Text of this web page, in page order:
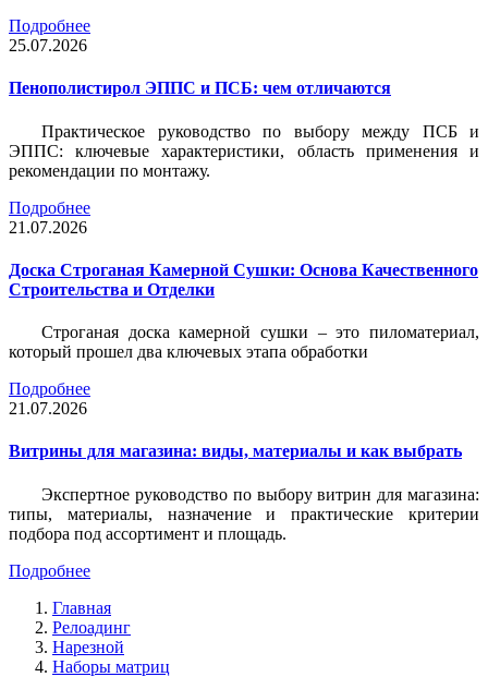
Подробнее
25.07.2026
Пенополистирол ЭППС и ПСБ: чем отличаются
Практическое руководство по выбору между ПСБ и
ЭППС: ключевые характеристики, область применения и
рекомендации по монтажу.
Подробнее
21.07.2026
Доска Строганая Камерной Сушки: Основа Качественного
Строительства и Отделки
Строганая доска камерной сушки – это пиломатериал,
который прошел два ключевых этапа обработки
Подробнее
21.07.2026
Витрины для магазина: виды, материалы и как выбрать
Экспертное руководство по выбору витрин для магазина:
типы, материалы, назначение и практические критерии
подбора под ассортимент и площадь.
Подробнее
Главная
Релоадинг
Нарезной
Наборы матриц